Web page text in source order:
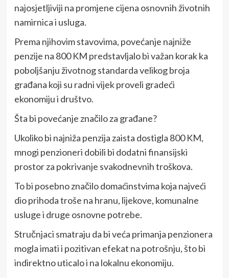
najosjetljiviji na promjene cijena osnovnih životnih
namirnica i usluga.
Prema njihovim stavovima, povećanje najniže
penzije na 800 KM predstavljalo bi važan korak ka
poboljšanju životnog standarda velikog broja
građana koji su radni vijek proveli gradeći
ekonomiju i društvo.
Šta bi povećanje značilo za građane?
Ukoliko bi najniža penzija zaista dostigla 800 KM,
mnogi penzioneri dobili bi dodatni finansijski
prostor za pokrivanje svakodnevnih troškova.
To bi posebno značilo domaćinstvima koja najveći
dio prihoda troše na hranu, lijekove, komunalne
usluge i druge osnovne potrebe.
Stručnjaci smatraju da bi veća primanja penzionera
mogla imati i pozitivan efekat na potrošnju, što bi
indirektno uticalo i na lokalnu ekonomiju.